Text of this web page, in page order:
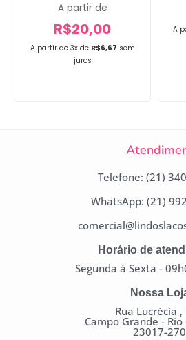
A partir de 3x de R$6,67 sem
juros
A partir de
R$20,00 A
Telefone: (21)
WhatsApp: (21)
Horário de
Segunda à Sexta -
Nossa
Rua Lucrécia ,
Campo Grande - Rio
23017-270